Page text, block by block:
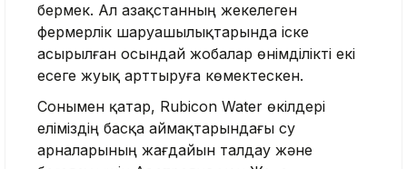
бермек. Ал Қазақстанның жекелеген
фермерлік шаруашылықтарында іске
асырылған осындай жобалар өнімділікті екі
есеге жуық арттыруға көмектескен.
Сонымен қатар, Rubicon Water өкілдері
еліміздің басқа аймақтарындағы су
арналарының жағдайын талдау және